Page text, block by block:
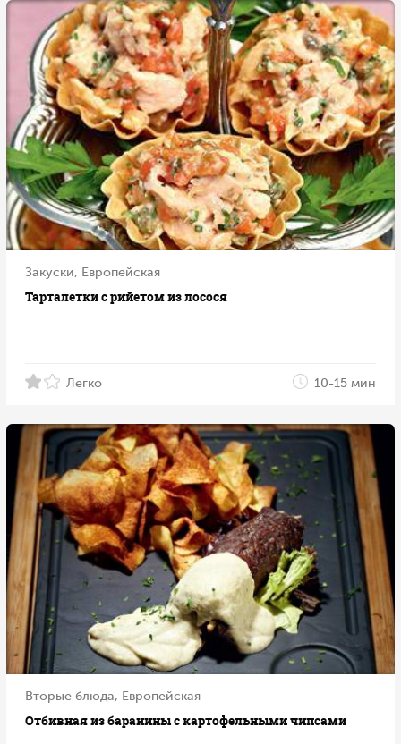
Закуски, Европейская
Тарталетки с рийетом из лосося
Легко 10-15 мин
Вторые блюда, Европейская
Отбивная из баранины с картофельными чипсами